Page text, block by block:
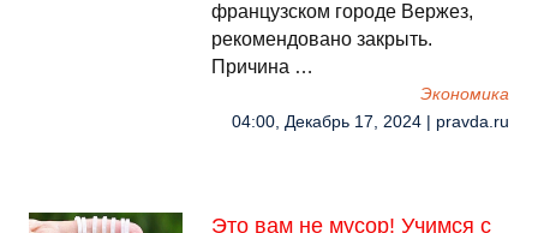
французском городе Вержез,
рекомендовано закрыть.
Причина …
Экономика
04:00, Декабрь 17, 2024 | pravda.ru
Это вам не мусор! Учимся с